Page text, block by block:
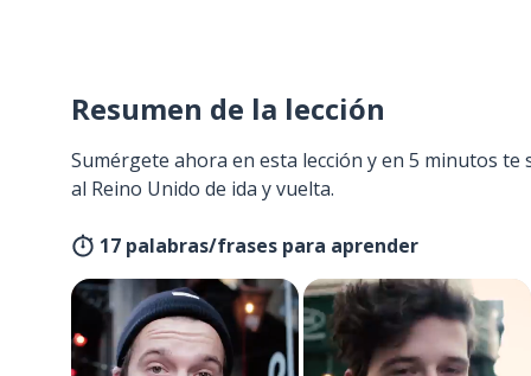
Resumen de la lección
Sumérgete ahora en esta lección y en 5 minutos
al Reino Unido de ida y vuelta.
17 palabras/frases para aprender